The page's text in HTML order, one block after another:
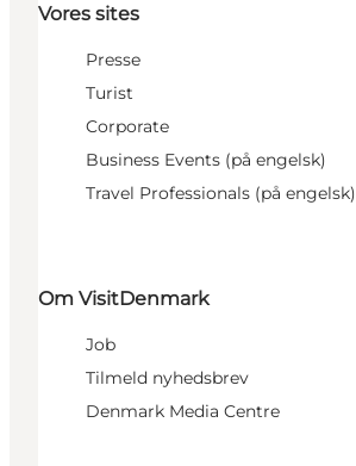
Vores sites
Presse
Turist
Corporate
Business Events (på engelsk)
Travel Professionals (på engelsk)
Om VisitDenmark
Job
Tilmeld nyhedsbrev
Denmark Media Centre